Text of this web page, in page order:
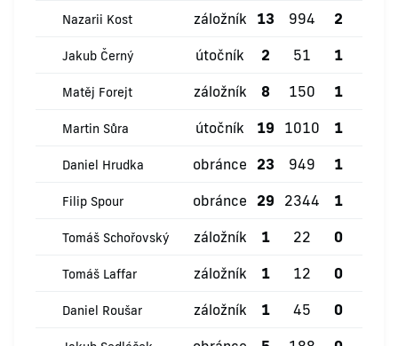
Nazarii Kost záložník 13 994 2
Jakub Černý útočník 2 51 1
Matěj Forejt záložník 8 150 1
Martin Sůra útočník 19 1010 1
Daniel Hrudka obránce 23 949 1
Filip Spour obránce 29 2344 1
Tomáš Schořovský záložník 1 22 0
Tomáš Laffar záložník 1 12 0
Daniel Roušar záložník 1 45 0